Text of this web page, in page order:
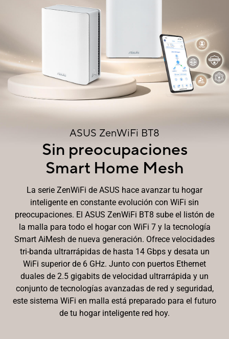
ASUS ZenWiFi BT8
Sin preocupaciones
Smart Home Mesh
La serie ZenWiFi de ASUS hace avanzar tu hogar
inteligente en constante evolución con WiFi sin
preocupaciones. El ASUS ZenWiFi BT8 sube el listón de
la malla para todo el hogar con WiFi 7 y la tecnología
Smart AiMesh de nueva generación. Ofrece velocidades
tri-banda ultrarrápidas de hasta 14 Gbps y desata un
WiFi superior de 6 GHz. Junto con puertos Ethernet
duales de 2.5 gigabits de velocidad ultrarrápida y un
conjunto de tecnologías avanzadas de red y seguridad,
este sistema WiFi en malla está preparado para el futuro
de tu hogar inteligente red hoy.